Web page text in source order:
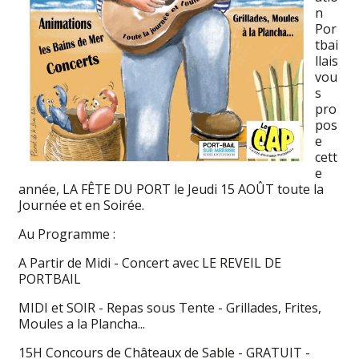
n
Por
tbai
llais
vou
s
pro
pos
e
cett
e
année, LA FÊTE DU PORT le Jeudi 15 AOÛT toute la
Journée et en Soirée.
Au Programme :
A Partir de Midi - Concert avec LE REVEIL DE
PORTBAIL
MIDI et SOIR - Repas sous Tente - Grillades, Frites,
Moules a la Plancha...
15H Concours de Châteaux de Sable - GRATUIT -